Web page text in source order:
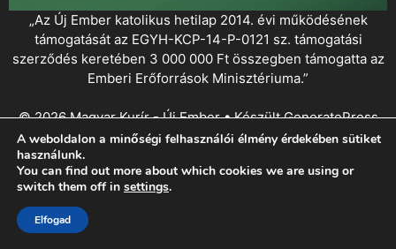
„Az Új Ember katolikus hetilap 2014. évi működésének
támogatását az EGYH-KCP-14-P-0121 sz. támogatási
szerződés keretében 3 000 000 Ft összegben támogatta az
Emberi Erőforrások Minisztériuma.”
© 2026 Magyar Kurír - Új Ember• KészültGeneratePress
A weboldalon a minőségi felhasználói élmény érdekében sütiket
használunk.
You can find out more about which cookies we are using or
switch them off in settings.
Elfogad